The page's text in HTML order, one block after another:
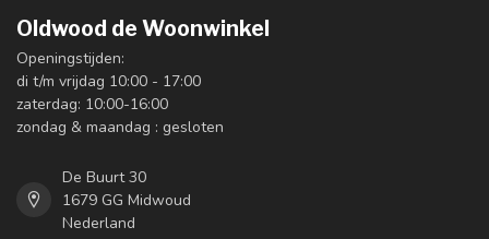
Oldwood de Woonwinkel
Openingstijden:
di t/m vrijdag 10:00 - 17:00
zaterdag: 10:00-16:00
zondag & maandag : gesloten
De Buurt 30
1679 GG Midwoud
Nederland